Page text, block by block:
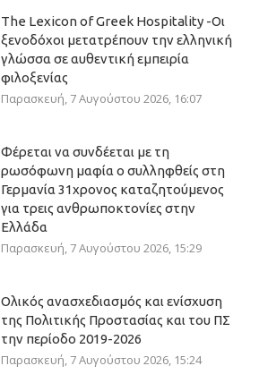
The Lexicon of Greek Hospitality -Οι
ξενοδόχοι μετατρέπουν την ελληνική
γλώσσα σε αυθεντική εμπειρία
φιλοξενίας
Παρασκευή, 7 Αυγούστου 2026, 16:07
Φέρεται να συνδέεται με τη
ρωσόφωνη μαφία ο συλληφθείς στη
Γερμανία 31χρονος καταζητούμενος
για τρεις ανθρωποκτονίες στην
Ελλάδα
Παρασκευή, 7 Αυγούστου 2026, 15:29
Ολικός ανασχεδιασμός και ενίσχυση
της Πολιτικής Προστασίας και του ΠΣ
την περίοδο 2019-2026
Παρασκευή, 7 Αυγούστου 2026, 15:24